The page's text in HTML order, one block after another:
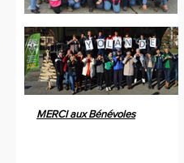
MERCI aux Bénévoles